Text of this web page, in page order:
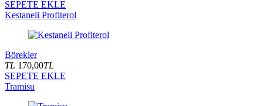
SEPETE EKLE
Kestaneli Profiterol
Börekler
TL 170,00TL
SEPETE EKLE
Tramisu